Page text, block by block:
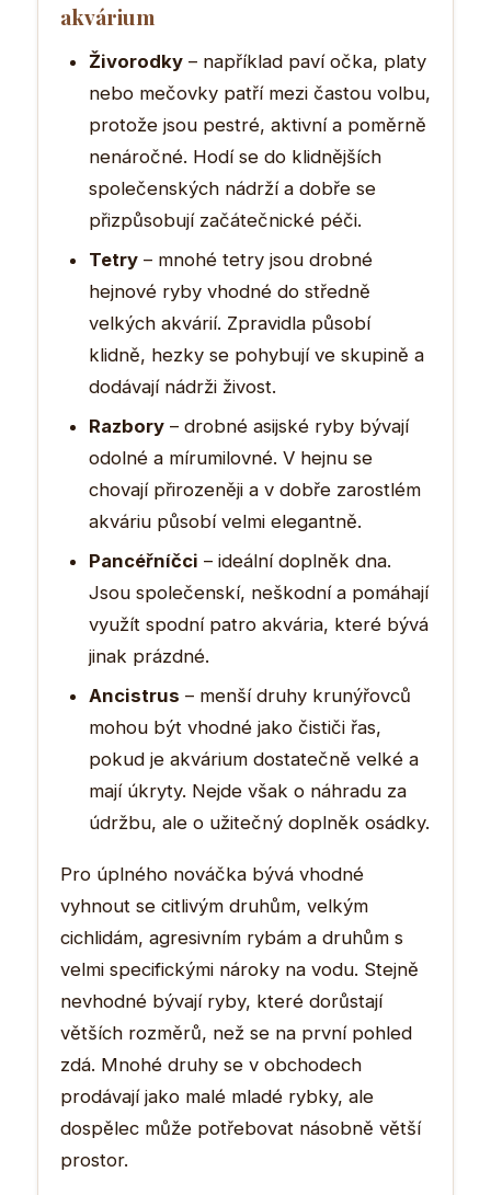
akvárium
Živorodky – například paví očka, platy
nebo mečovky patří mezi častou volbu,
protože jsou pestré, aktivní a poměrně
nenáročné. Hodí se do klidnějších
společenských nádrží a dobře se
přizpůsobují začátečnické péči.
Tetry – mnohé tetry jsou drobné
hejnové ryby vhodné do středně
velkých akvárií. Zpravidla působí
klidně, hezky se pohybují ve skupině a
dodávají nádrži živost.
Razbory – drobné asijské ryby bývají
odolné a mírumilovné. V hejnu se
chovají přirozeněji a v dobře zarostlém
akváriu působí velmi elegantně.
Pancéřníčci – ideální doplněk dna.
Jsou společenskí, neškodní a pomáhají
využít spodní patro akvária, které bývá
jinak prázdné.
Ancistrus – menší druhy krunýřovců
mohou být vhodné jako čističi řas,
pokud je akvárium dostatečně velké a
mají úkryty. Nejde však o náhradu za
údržbu, ale o užitečný doplněk osádky.
Pro úplného nováčka bývá vhodné
vyhnout se citlivým druhům, velkým
cichlidám, agresivním rybám a druhům s
velmi specifickými nároky na vodu. Stejně
nevhodné bývají ryby, které dorůstají
větších rozměrů, než se na první pohled
zdá. Mnohé druhy se v obchodech
prodávají jako malé mladé rybky, ale
dospělec může potřebovat násobně větší
prostor.